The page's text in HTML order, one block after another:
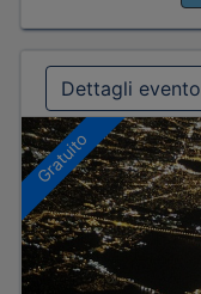
Dettagli evento
Gratuito